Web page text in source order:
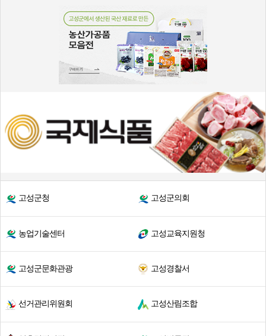
고성군청 고성군의회
농업기술센터 고성교육지원청
고성군문화관광 고성경찰서
선거관리위원회 고성산림조합